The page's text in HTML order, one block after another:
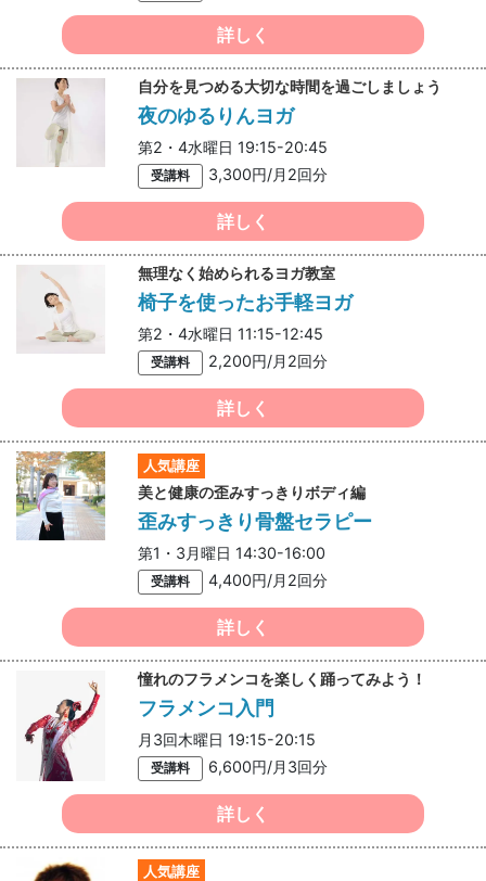
詳しく
自分を見つめる大切な時間を過ごしましょう
夜のゆるりんヨガ
第2・4水曜日 19:15-20:45
受講料 3,300円/月2回分
詳しく
無理なく始められるヨガ教室
椅子を使ったお手軽ヨガ
第2・4水曜日 11:15-12:45
受講料 2,200円/月2回分
詳しく
人気講座
美と健康の歪みすっきりボディ編
歪みすっきり骨盤セラピー
第1・3月曜日 14:30-16:00
受講料 4,400円/月2回分
詳しく
憧れのフラメンコを楽しく踊ってみよう！
フラメンコ入門
月3回木曜日 19:15-20:15
受講料 6,600円/月3回分
詳しく
人気講座